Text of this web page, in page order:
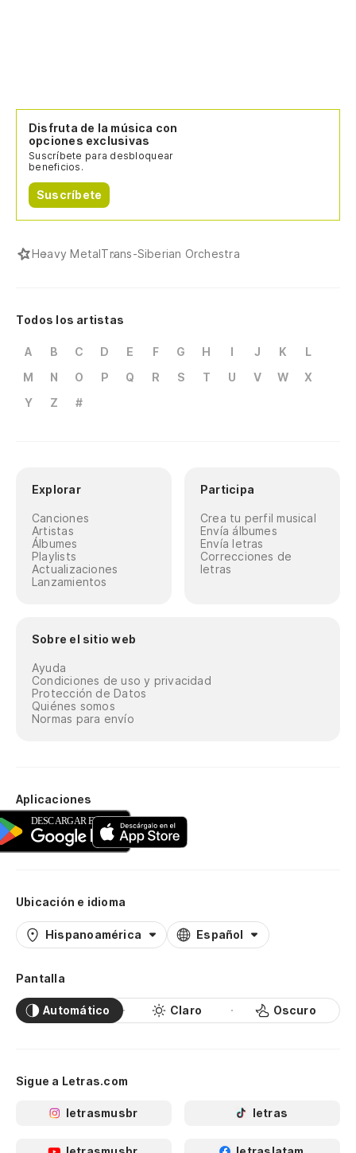
Disfruta de la música con
opciones exclusivas
Suscríbete para desbloquear
beneficios.
Suscríbete
Heavy MetalTrans-Siberian Orchestra
Todos los artistas
A B C D E F G H I J K
L
M
N O P Q R S T U V W
X
Y
Z #
Explorar
Canciones
Artistas
Álbumes
Playlists
Actualizaciones
Lanzamientos
Participa
Crea tu perfil musical
Envía álbumes
Envía letras
Correcciones de
letras
Sobre el sitio web
Ayuda
Condiciones de uso y privacidad
Protección de Datos
Quiénes somos
Normas para envío
Aplicaciones
Ubicación e idioma
Hispanoamérica Español
Pantalla
Automático Claro Oscuro
Sigue a Letras.com
letrasmusbr letras